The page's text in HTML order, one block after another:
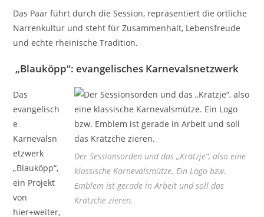
Das Paar führt durch die Session, repräsentiert die örtliche
Narrenkultur und steht für Zusammenhalt, Lebensfreude
und echte rheinische Tradition.
„Blauköpp“: evangelisches Karnevalsnetzwerk
Der Sessionsorden und das „Krätzje“, also eine
klassische Karnevalsmütze. Ein Logo bzw.
Emblem ist gerade in Arbeit und soll das
Krätzche zieren.
Das
evangelisch
e
Karnevalsn
etzwerk
„Blauköpp“,
ein Projekt
von
hier+weiter,